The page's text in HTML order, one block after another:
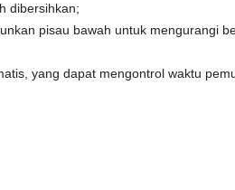
dibersihkan;
pisau bawah untuk mengurangi
yang dapat mengontrol waktu